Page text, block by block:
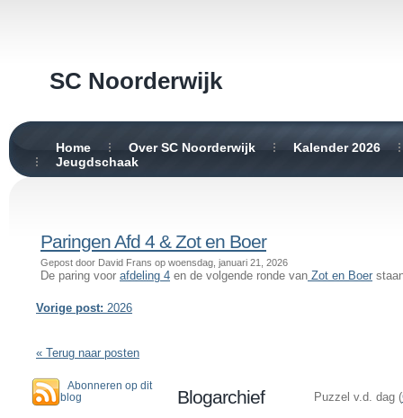
SC Noorderwijk
Home Over SC Noorderwijk
Kalender 2026
Jeugdschaak
Paringen Afd 4 & Zot en Boer
Gepost door David Frans op woensdag, januari 21, 2026
De paring voor afdeling 4 en de volgende ronde van Zot en Boer
Vorige post: 2026
« Terug naar posten
Abonneren op dit
blog
Blogarchief Puzzel v.d. dag (